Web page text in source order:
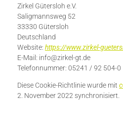
Zirkel Gütersloh e.V.
Saligmannsweg 52
33330 Gütersloh
Deutschland
Website: https://www.zirkel-
E-Mail: info@zirkel-gt.de
Telefonnummer: 05241 / 92 504-0
Diese Cookie-Richtlinie wurde mit
2. November 2022 synchronisiert.